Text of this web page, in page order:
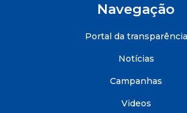
Navegação
Portal da transparência
Notícias
Campanhas
Videos